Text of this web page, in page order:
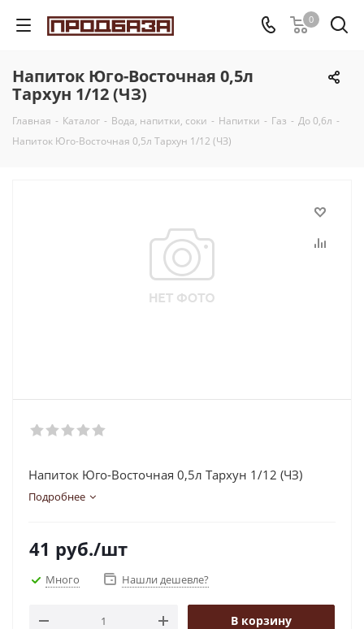
0
Напиток Юго-Восточная 0,5л
Тархун 1/12 (ЧЗ)
Главная - Каталог - Вода, напитки, соки - Напитки - Газ - До 0,6л -
Напиток Юго-Восточная 0,5л Тархун 1/12 (ЧЗ)
Напиток Юго-Восточная 0,5л Тархун 1/12 (ЧЗ)
Подробнее
41 руб./шт
Много Нашли дешевле?
В корзину